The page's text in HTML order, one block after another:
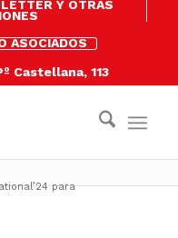
Y OTRAS
ASOCIADOS
Castellana, 113
para